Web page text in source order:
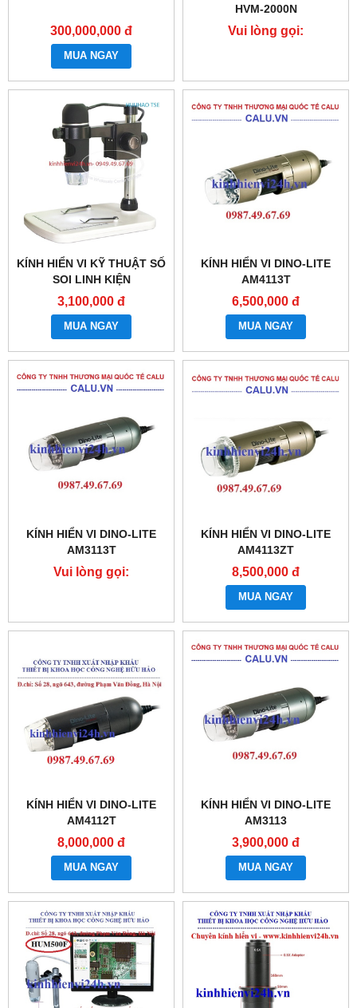
300,000,000 đ
MUA NGAY
HVM-2000N
Vui lòng gọi:
KÍNH HIỂN VI KỸ THUẬT SỐ
SOI LINH KIỆN
3,100,000 đ
MUA NGAY
KÍNH HIỂN VI DINO-LITE
AM4113T
6,500,000 đ
MUA NGAY
KÍNH HIỂN VI DINO-LITE
AM3113T
Vui lòng gọi:
KÍNH HIỂN VI DINO-LITE
AM4113ZT
8,500,000 đ
MUA NGAY
KÍNH HIỂN VI DINO-LITE
AM4112T
8,000,000 đ
MUA NGAY
KÍNH HIỂN VI DINO-LITE
AM3113
3,900,000 đ
MUA NGAY